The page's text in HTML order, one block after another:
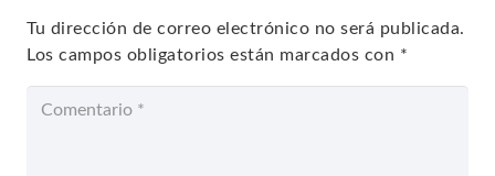
Tu dirección de correo electrónico no será publicada.
Los campos obligatorios están marcados con *